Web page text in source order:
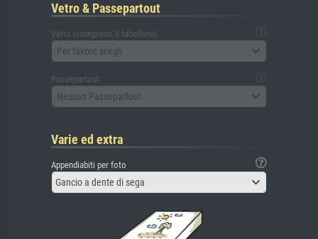
Vetro & Passepartout
Vetro (compreso il tabellone)
Per favore scegli
Passepartout
Nessun Passepartout
Varie ed extra
Appendiabiti per foto
Gancio a dente di sega